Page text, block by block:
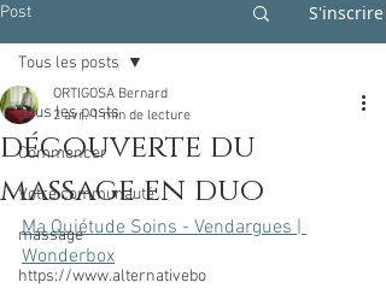
Post S'inscrire
Tous les posts
Commencer
Votre communauté
massage
https://www.alternativebo
Tous les posts
découverte du
massage en duo
ORTIGOSA Bernard
2 avr. 1 min de lecture
Ma Quiétude Soins - Vendargues |
Wonderbox